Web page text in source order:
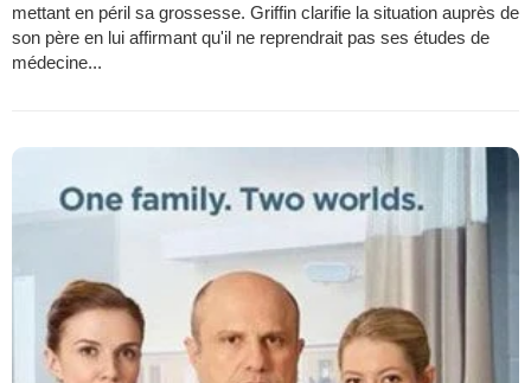
mettant en péril sa grossesse. Griffin clarifie la situation auprès de
son père en lui affirmant qu'il ne reprendrait pas ses études de
médecine...